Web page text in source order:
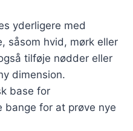
yderligere med
såsom hvid, mørk eller
tilføje nødder eller
dimension.
base for
bange for at prøve nye